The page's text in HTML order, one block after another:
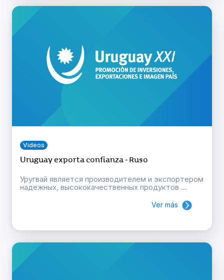
Videos
Uruguay exporta confianza - Ruso
Уругвай является производителем и экспортером
надежных, высококачественных продуктов ...
Ver más